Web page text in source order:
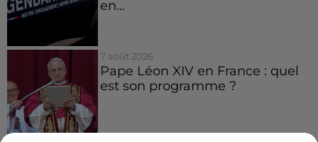
en...
7 août 2026
Pape Léon XIV en France : quel
est son programme ?